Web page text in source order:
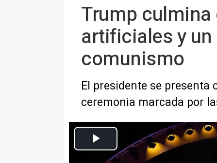
Trump culmina
artificiales y
comunismo
El presidente se presenta
ceremonia marcada por
Donald Trump, en
Europa Press Internacional
Actualizado: domingo, 5 julio 2026 11:48